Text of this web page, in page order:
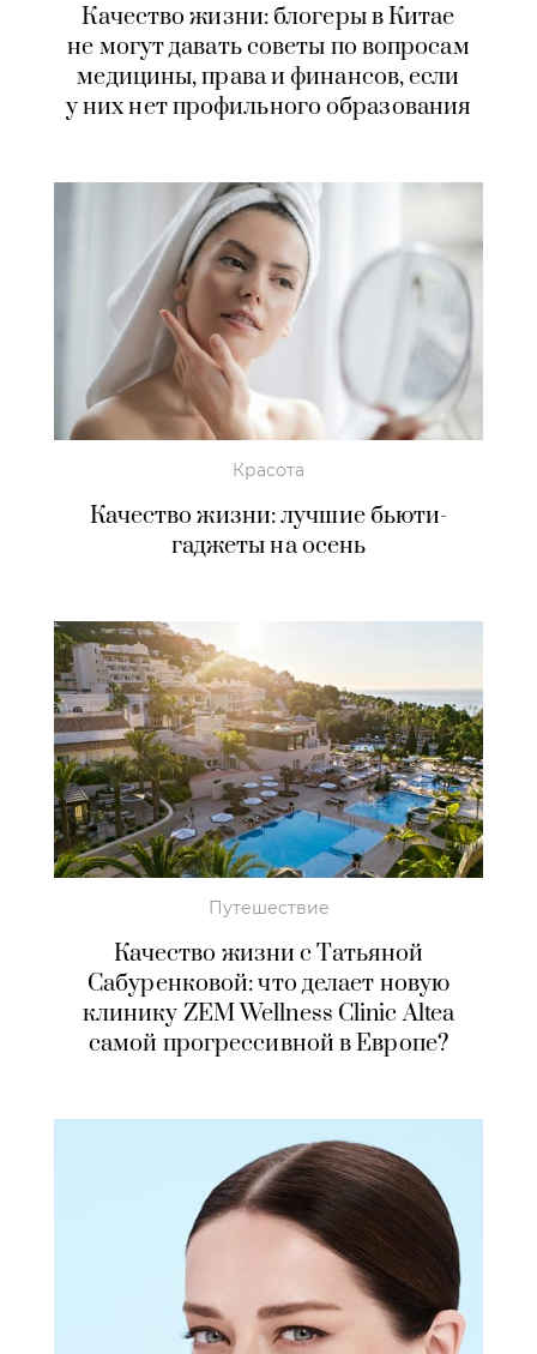
Качество жизни: блогеры в Китае
не могут давать советы по вопросам
медицины, права и финансов, если
у них нет профильного образования
Красота
Качество жизни: лучшие бьюти-
гаджеты на осень
Путешествие
Качество жизни с Татьяной
Сабуренковой: что делает новую
клинику ZEM Wellness Clinic Altea
самой прогрессивной в Европе?